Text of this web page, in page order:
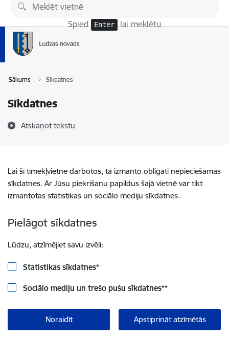
Pāriet uz lapas saturu
Spied Enter lai meklētu
Sākums Sīkdatnes
Sīkdatnes
Atskaņot tekstu
Lai šī tīmekļvietne darbotos, tā izmanto obligāti nepieciešamās
sīkdatnes. Ar Jūsu piekrišanu papildus šajā vietnē var tikt
izmantotas statistikas un sociālo mediju sīkdatnes.
Pielāgot sīkdatnes
Lūdzu, atzīmējiet savu izvēli:
Statistikas sīkdatnes*
Sociālo mediju un trešo pušu sīkdatnes**
Noraidīt Apstiprināt atzīmētās